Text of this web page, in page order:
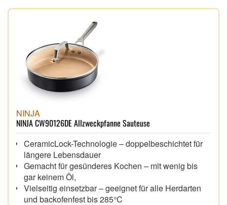
NINJA
NINJA CW90126DE Allzweckpfanne Sauteuse
CeramicLock-Technologie – doppelbeschichtet für
längere Lebensdauer
Gemacht für gesünderes Kochen – mit wenig bis
gar keinem Öl,
Vielseitig einsetzbar – geeignet für alle Herdarten
und backofenfest bis 285°C